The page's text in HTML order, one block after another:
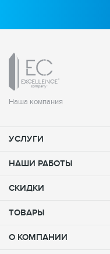
Наша компания
УСЛУГИ
НАШИ РАБОТЫ
СКИДКИ
ТОВАРЫ
О КОМПАНИИ